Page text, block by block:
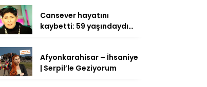
Cansever hayatını
kaybetti: 59 yaşındaydı…
Afyonkarahisar – İhsaniye
| Serpil’le Geziyorum